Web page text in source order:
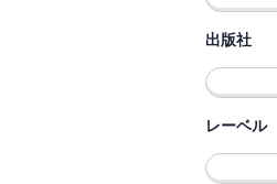
出版社
レーベル